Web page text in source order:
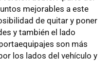
mejorables a este
de quitar y poner
y también el lado
son más
los lados del vehículo y